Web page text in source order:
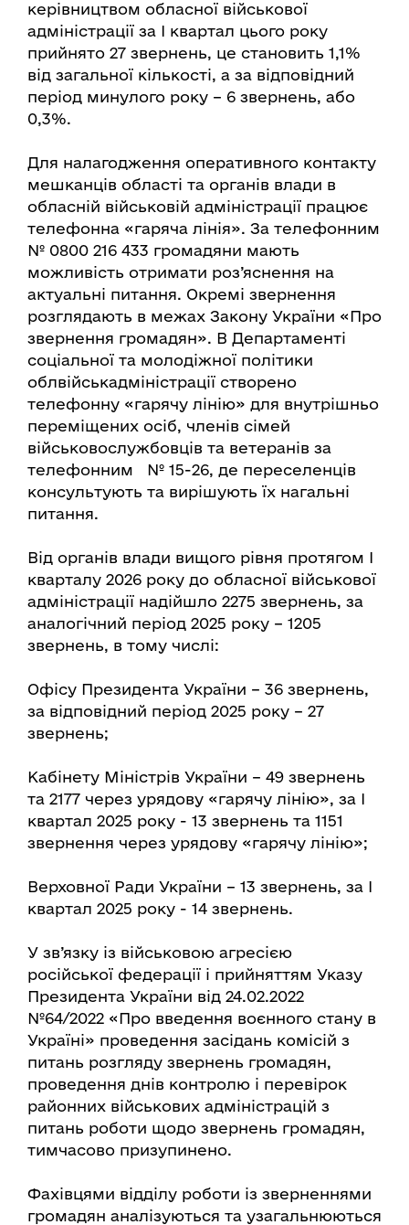
керівництвом обласної військової
адміністрації за І квартал цього року
прийнято 27 звернень, це становить 1,1%
від загальної кількості, а за відповідний
період минулого року – 6 звернень, або
0,3%.
Для налагодження оперативного контакту
мешканців області та органів влади в
обласній військовій адміністрації працює
телефонна «гаряча лінія». За телефонним
№ 0800 216 433 громадяни мають
можливість отримати роз’яснення на
актуальні питання. Окремі звернення
розглядають в межах Закону України «Про
звернення громадян». В Департаменті
соціальної та молодіжної політики
облвійськадміністрації створено
телефонну «гарячу лінію» для внутрішньо
переміщених осіб, членів сімей
військовослужбовців та ветеранів за
телефонним № 15-26, де переселенців
консультують та вирішують їх нагальні
питання.
Від органів влади вищого рівня протягом І
кварталу 2026 року до обласної військової
адміністрації надійшло 2275 звернень, за
аналогічний період 2025 року – 1205
звернень, в тому числі:
Офісу Президента України – 36 звернень,
за відповідний період 2025 року – 27
звернень;
Кабінету Міністрів України – 49 звернень
та 2177 через урядову «гарячу лінію», за І
квартал 2025 року - 13 звернень та 1151
звернення через урядову «гарячу лінію»;
Верховної Ради України – 13 звернень, за І
квартал 2025 року - 14 звернень.
У зв’язку із військовою агресією
російської федерації і прийняттям Указу
Президента України від 24.02.2022
№64/2022 «Про введення воєнного стану в
Україні» проведення засідань комісій з
питань розгляду звернень громадян,
проведення днів контролю і перевірок
районних військових адміністрацій з
питань роботи щодо звернень громадян,
тимчасово призупинено.
Фахівцями відділу роботи із зверненнями
громадян аналізуються та узагальнюються